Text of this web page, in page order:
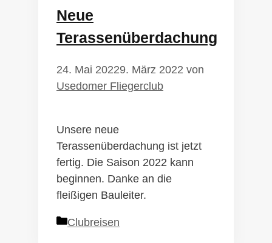
Neue
Terassenüberdachung
24. Mai 20229. März 2022 von
Usedomer Fliegerclub
Unsere neue
Terassenüberdachung ist jetzt
fertig. Die Saison 2022 kann
beginnen. Danke an die
fleißigen Bauleiter.
Kategorien
Clubreisen